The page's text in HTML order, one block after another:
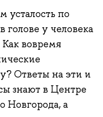
усталость по
голове у человека
вовремя
Ответы на эти и
знают в Центре
Новгорода, а